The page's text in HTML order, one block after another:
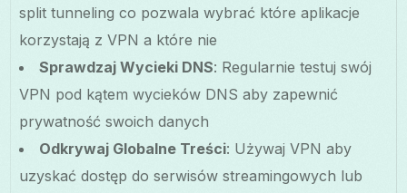
split tunneling co pozwala wybrać które aplikacje
korzystają z VPN a które nie
Sprawdzaj Wycieki DNS: Regularnie testuj swój
VPN pod kątem wycieków DNS aby zapewnić
prywatność swoich danych
Odkrywaj Globalne Treści: Używaj VPN aby
uzyskać dostęp do serwisów streamingowych lub